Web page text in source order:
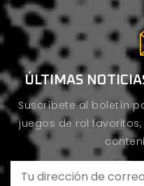
ÚLTIMAS
Suscríbete al boletín
juegos de rol